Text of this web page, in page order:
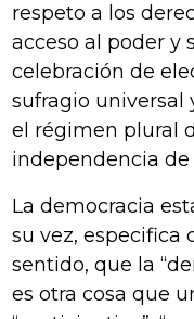
respeto a los
acceso al poder y
celebración de
sufragio universal
el régimen plural
independencia de
La democracia
su vez, especifica
sentido, que la
es otra cosa que